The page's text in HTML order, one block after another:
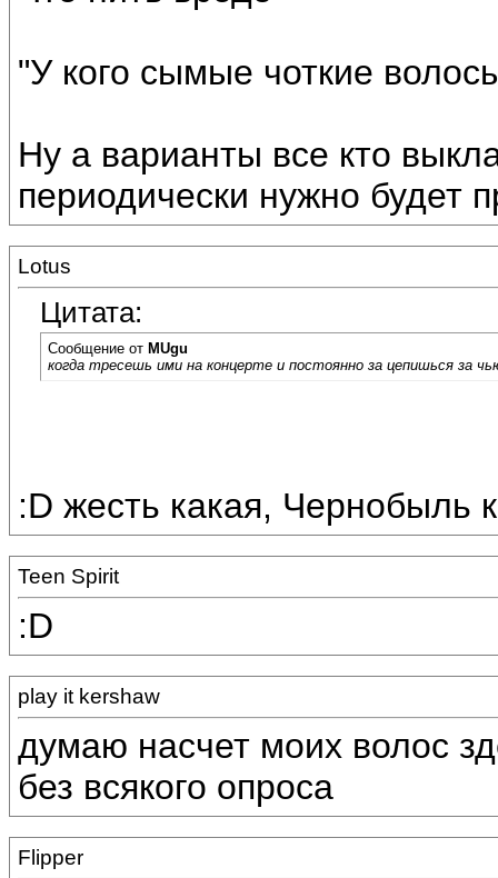
"У кого сымые чоткие
Ну а варианты все кто
периодически нужно будет
Lotus
Цитата:
Сообщение от MUgu
когда тресешь ими на концерте и постоянно за цепишься за
:D жесть какая, Чернобыль
Teen Spirit
:D
play it kershaw
думаю насчет моих волос
без всякого опроса
Flipper